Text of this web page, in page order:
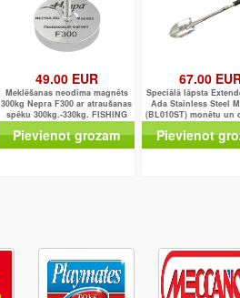
49.00 EUR
Meklēšanas neodīma magnēts
300kg Nepra F300 ar atraušanas
spēku 300kg.-330kg. FISHING
MAGNET
Pievienot grozam
67.00
Speciālā lāpsta
Ada Stainless Steel
(BL010ST) monētu un
meklēšanai
Pievienot